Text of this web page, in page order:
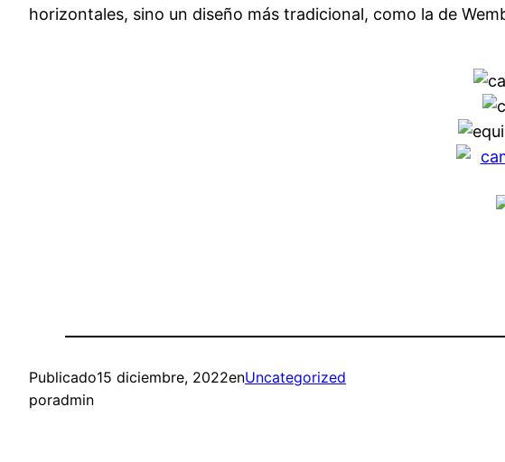
horizontales, sino un diseño más tradicional, como la de
Publicado15 diciembre, 2022enUncategorized
poradmin